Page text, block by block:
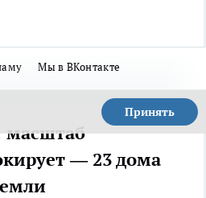
Мы в ВКонтакте
Принять
масштаб
— 23 дома